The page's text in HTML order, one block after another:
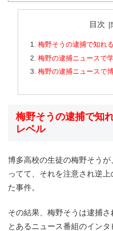
目次
梅野そうの逮捕で知れ
梅野の逮捕ニュースで
梅野の逮捕ニュースで
梅野そうの逮捕で知
レベル
博多高校の生徒の梅野そう
ってて、それを注意され逆
た事件。
その結果、梅野そうは逮捕さ
とあるニュース番組のイン